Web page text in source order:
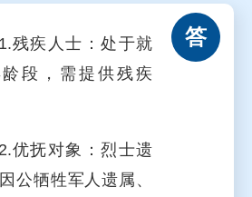
答
1.残疾人士：处于就
段，需提供残疾
2.优抚对象：烈士遗
公牺牲军人遗属、